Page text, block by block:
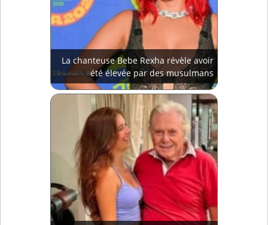
La chanteuse Bebe Rexha révèle avoir
été élevée par des musulmans